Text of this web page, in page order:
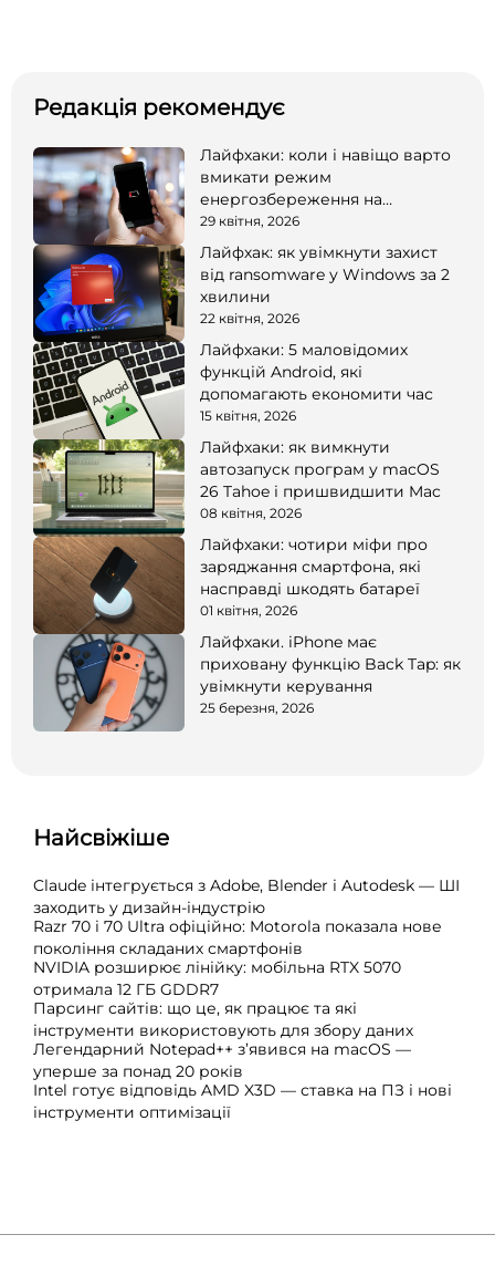
Редакція рекомендує
Лайфхаки: коли і навіщо варто
вмикати режим
енергозбереження на
смартфоні
29 квітня, 2026
Лайфхак: як увімкнути захист
від ransomware у Windows за 2
хвилини
22 квітня, 2026
Лайфхаки: 5 маловідомих
функцій Android, які
допомагають економити час
15 квітня, 2026
Лайфхаки: як вимкнути
автозапуск програм у macOS
26 Tahoe і пришвидшити Mac
08 квітня, 2026
Лайфхаки: чотири міфи про
заряджання смартфона, які
насправді шкодять батареї
01 квітня, 2026
Лайфхаки. iPhone має
приховану функцію Back Tap: як
увімкнути керування
25 березня, 2026
Найсвіжіше
Claude інтегрується з Adobe, Blender і Autodesk — ШІ
заходить у дизайн-індустрію
Razr 70 і 70 Ultra офіційно: Motorola показала нове
покоління складаних смартфонів
NVIDIA розширює лінійку: мобільна RTX 5070
отримала 12 ГБ GDDR7
Парсинг сайтів: що це, як працює та які
інструменти використовують для збору даних
Легендарний Notepad++ з’явився на macOS —
уперше за понад 20 років
Intel готує відповідь AMD X3D — ставка на ПЗ і нові
інструменти оптимізації